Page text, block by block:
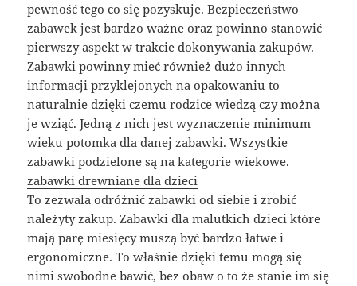
pewność tego co się pozyskuje. Bezpieczeństwo
zabawek jest bardzo ważne oraz powinno stanowić
pierwszy aspekt w trakcie dokonywania zakupów.
Zabawki powinny mieć również dużo innych
informacji przyklejonych na opakowaniu to
naturalnie dzięki czemu rodzice wiedzą czy można
je wziąć. Jedną z nich jest wyznaczenie minimum
wieku potomka dla danej zabawki. Wszystkie
zabawki podzielone są na kategorie wiekowe.
zabawki drewniane dla dzieci
To zezwala odróżnić zabawki od siebie i zrobić
należyty zakup. Zabawki dla malutkich dzieci które
mają parę miesięcy muszą być bardzo łatwe i
ergonomiczne. To właśnie dzięki temu mogą się
nimi swobodne bawić, bez obaw o to że stanie im się